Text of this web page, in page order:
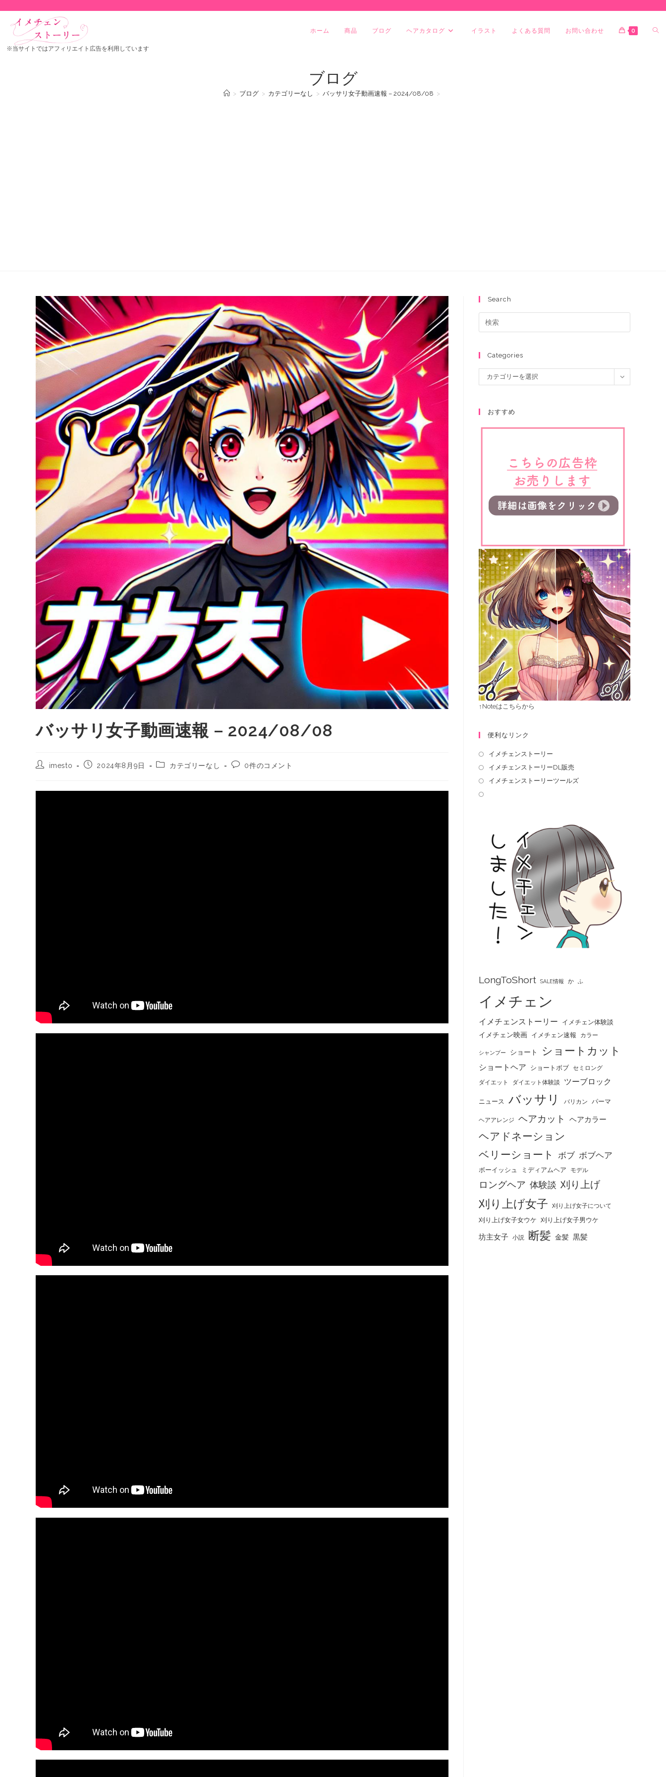
※当サイトではアフィリエイト広告を利用しています
ホーム 商品 ブログ ヘアカタログ イラスト よくある質問 お問い合わせ 0
ブログ
> ブログ > カテゴリーなし > バッサリ女子動画速報 – 2024/08/08 >
バッサリ女子動画速報 – 2024/08/08
imesto 2024年8月9日 カテゴリーなし 0件のコメント
Search
Categories
カテゴリーを選択
おすすめ
↑Noteはこちらから
便利なリンク
イメチェンストーリー
イメチェンストーリーDL販売
イメチェンストーリーツールズ
LongToShort SALE情報 か ふ
イメチェン
イメチェンストーリー イメチェン体験談
イメチェン映画 イメチェン速報 カラー
シャンプー ショート ショートカット
ショートヘア ショートボブ セミロング
ダイエット ダイエット体験談 ツーブロック
ニュース バッサリ バリカン パーマ
ヘアアレンジ ヘアカット ヘアカラー
ヘアドネーション
ベリーショート
ボブ ボブヘア
ボーイッシュ ミディアムヘア モデル
ロングヘア 体験談 刈り上げ
刈り上げ女子 刈り上げ女子について
刈り上げ女子女ウケ 刈り上げ女子男ウケ
坊主女子 小説 断髪 金髪 黒髪